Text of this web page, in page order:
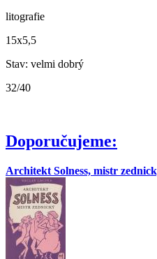
litografie
15x5,5
Stav: velmi dobrý
32/40
Doporučujeme:
Architekt Solness, mistr